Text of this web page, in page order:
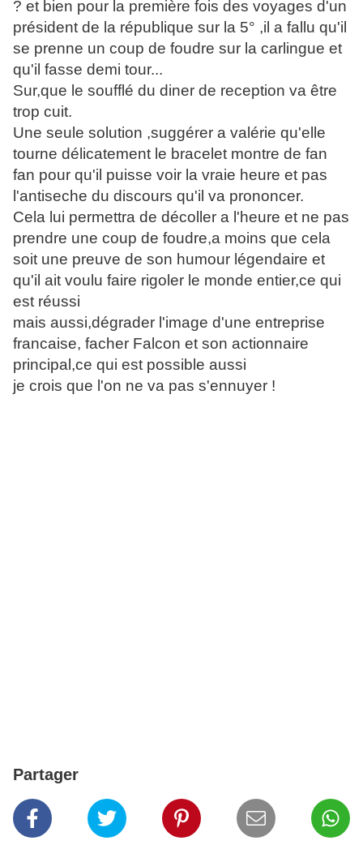
? et bien pour la première fois des voyages d'un
président de la république sur la 5° ,il a fallu qu'il
se prenne un coup de foudre sur la carlingue et
qu'il fasse demi tour...
Sur,que le soufflé du diner de reception va être
trop cuit.
Une seule solution ,suggérer a valérie qu'elle
tourne délicatement le bracelet montre de fan
fan pour qu'il puisse voir la vraie heure et pas
l'antiseche du discours qu'il va prononcer.
Cela lui permettra de décoller a l'heure et ne pas
prendre une coup de foudre,a moins que cela
soit une preuve de son humour légendaire et
qu'il ait voulu faire rigoler le monde entier,ce qui
est réussi
mais aussi,dégrader l'image d'une entreprise
francaise, facher Falcon et son actionnaire
principal,ce qui est possible aussi
je crois que l'on ne va pas s'ennuyer !
Partager